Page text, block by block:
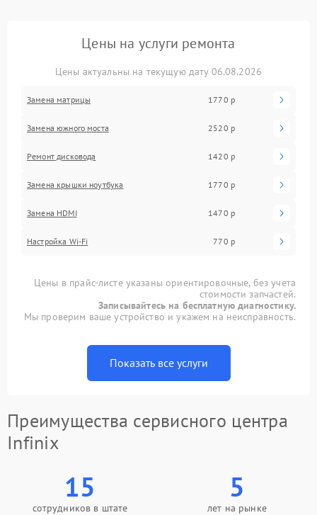
Цены на услуги ремонта
Цены актуальны на текущую дату 06.08.2026
Замена матрицы 1770 р
Замена южного моста 2520 р
Ремонт дисковода 1420 р
Замена крышки ноутбука 1770 р
Замена HDMI 1470 р
Настройка Wi-Fi 770 р
Цены в прайс-листе указаны ориентировочные, без учета
стоимости запчастей.
Записывайтесь на бесплатную диагностику.
Мы проверим ваше устройство и укажем на неисправность.
Показать все услуги
Преимущества сервисного центра
Infinix
15
сотрудников в штате
5
лет на рынке